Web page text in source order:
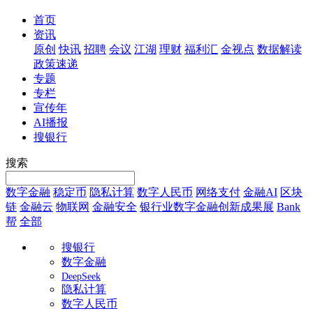
首页
资讯
原创 快讯 招聘 会议 江湖 理财 福利汇 金视点 数据解读
政策速递
专题
专栏
宣传年
AI播报
搜银行
搜索
数字金融 稳定币 隐私计算 数字人民币 网络支付 金融AI 区块
链 金融云 物联网 金融安全 银行业数字金融创新成果展 Bank
帮 全部
搜银行
数字金融
DeepSeek
隐私计算
数字人民币